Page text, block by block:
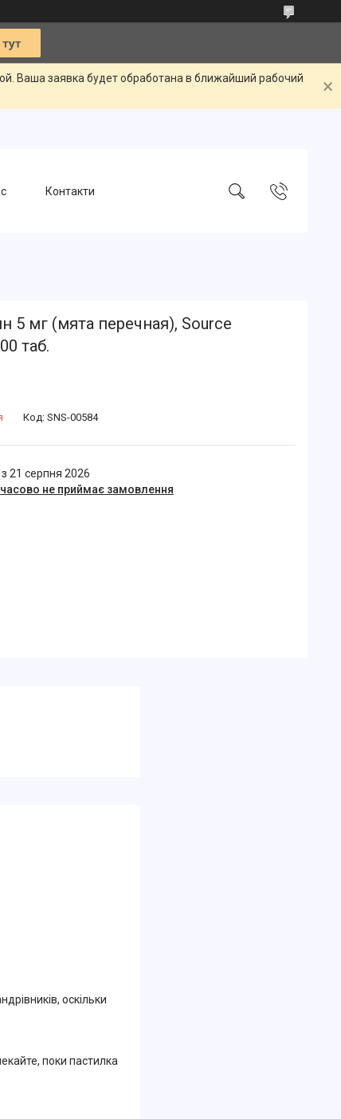
Ваша заявка будет обработана в ближайший рабочий
Контакти
5 мг (мята перечная), Source
таб.
Код: SNS-00584
21 серпня 2026
не приймає замовлення
оскільки
поки пастилка